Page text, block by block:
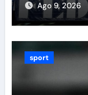
Ago 9, 2026
sport